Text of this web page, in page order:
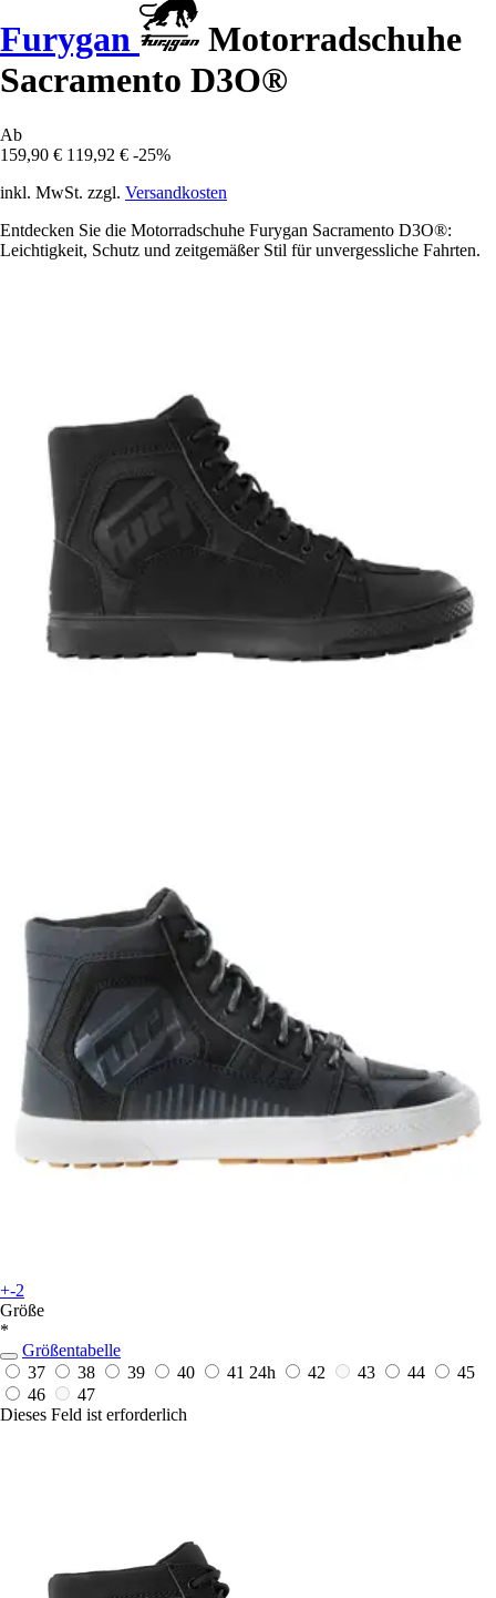
Furygan
Motorradschuhe
Sacramento D3O®
Ab
159,90 € 119,92 € -25%
inkl. MwSt. zzgl. Versandkosten
Entdecken Sie die Motorradschuhe Furygan Sacramento D3O®:
Leichtigkeit, Schutz und zeitgemäßer Stil für unvergessliche Fahrten.
+-2
Größe
*
Größentabelle
37
38 39 40 41 24h 42 43 44
45
46
47
Dieses Feld ist erforderlich